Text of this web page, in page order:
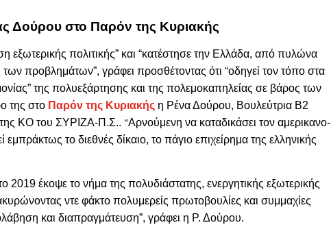
Δούρου στο Παρόν της Κυριακής
εξωτερικής πολιτικής” και “κατέστησε την Ελλάδα, από πυλώνα
προβλημάτων”, γράφει προσθέτοντας ότι “οδηγεί τον τόπο στα
της πολυεξάρτησης και της πολεμοκαπηλείας σε βάρος των
της στο Παρόν της Κυριακής η Ρένα Δούρου, Βουλεύτρια Β2
της ΚΟ του ΣΥΡΙΖΑ-Π.Σ.. “Αρνούμενη να καταδικάσει τον αμερικανο-
εμπράκτως το διεθνές δίκαιο, το πάγιο επιχείρημα της ελληνικής
2019 έκοψε το νήμα της πολυδιάστατης, ενεργητικής εξωτερικής
ντε φάκτο πολυμερείς πρωτοβουλίες και συμμαχίες
και διαπραγμάτευση”, γράφει η Ρ. Δούρου.